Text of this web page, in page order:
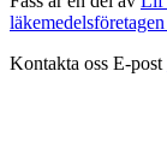
Kontakta oss E-post